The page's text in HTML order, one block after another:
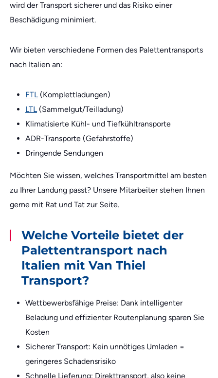
wird der Transport sicherer und das Risiko einer
Beschädigung minimiert.
Wir bieten verschiedene Formen des Palettentransports
nach Italien an:
FTL(Komplettladungen)
LTL(Sammelgut/Teilladung)
Klimatisierte Kühl- und Tiefkühltransporte
ADR-Transporte (Gefahrstoffe)
Dringende Sendungen
Möchten Sie wissen, welches Transportmittel am besten
zu Ihrer Landung passt? Unsere Mitarbeiter stehen Ihnen
gerne mit Rat und Tat zur Seite.
Welche Vorteile bietet der
Palettentransport nach
Italien mit Van Thiel
Transport?
Wettbewerbsfähige Preise: Dank intelligenter
Beladung und effizienter Routenplanung sparen Sie
Kosten
Sicherer Transport: Kein unnötiges Umladen =
geringeres Schadensrisiko
Schnelle Lieferung: Direkttransport, also keine